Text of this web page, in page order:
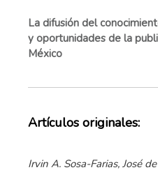
La difusión del
y oportunidades de la
México
Artículos originales:
Irvin A. Sosa-Farias, José